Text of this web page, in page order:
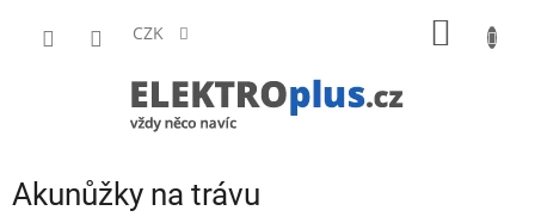
CZK
Akunůžky na trávu